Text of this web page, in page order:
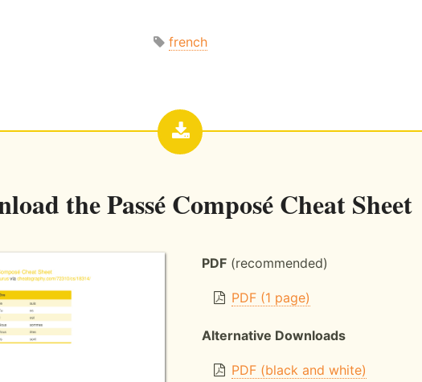
french
thePassé Composé Cheat Sheet
PDF(recommended)
PDF (1 page)
Alternative Downloads
PDF (black and white)